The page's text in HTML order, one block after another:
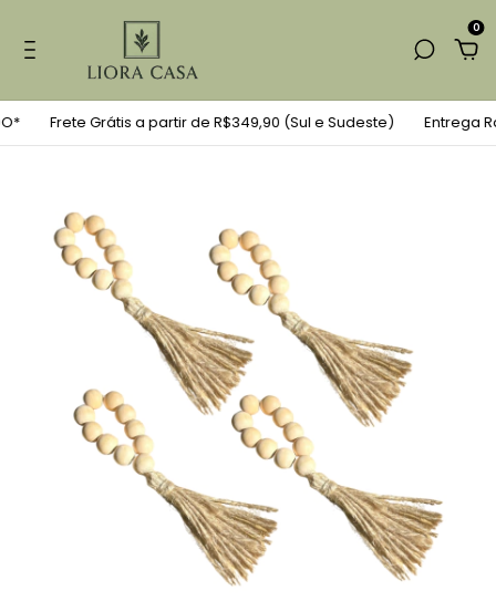
0
Frete Grátis a partir de R$349,90 (Sul e Sudeste) Entrega